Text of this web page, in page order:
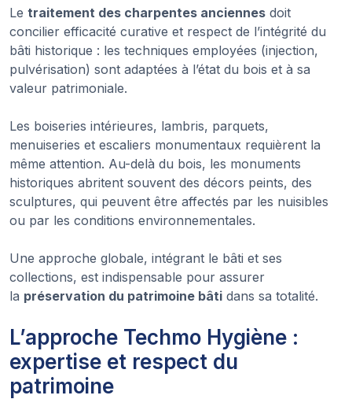
Le traitement des charpentes anciennes doit
concilier efficacité curative et respect de l’intégrité du
bâti historique : les techniques employées (injection,
pulvérisation) sont adaptées à l’état du bois et à sa
valeur patrimoniale.
Les boiseries intérieures, lambris, parquets,
menuiseries et escaliers monumentaux requièrent la
même attention. Au-delà du bois, les monuments
historiques abritent souvent des décors peints, des
sculptures, qui peuvent être affectés par les nuisibles
ou par les conditions environnementales.
Une approche globale, intégrant le bâti et ses
collections, est indispensable pour assurer
la préservation du patrimoine bâti dans sa totalité.
L’approche Techmo Hygiène :
expertise et respect du
patrimoine